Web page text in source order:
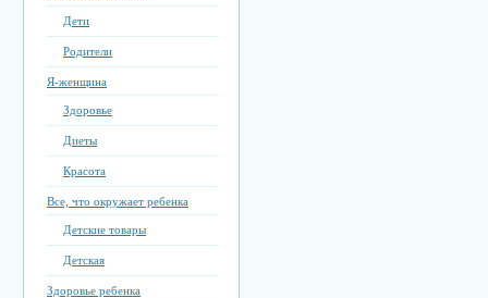
Дети
Родители
Я-женщина
Здоровье
Диеты
Красота
Все, что окружает ребенка
Детские товары
Детская
Здоровье ребенка